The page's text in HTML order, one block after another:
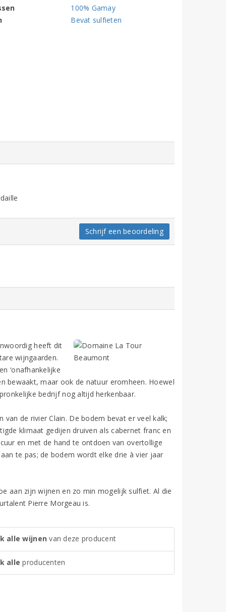
100% Gamay
Bevat sulfieten
Schrijf een beoordeling
heeft dit
wijngaarden.
‘onafhankelijke
bewaakt, maar ook de natuur eromheen. Hoewel
bedrijf nog altijd herkenbaar.
de rivier Clain. De bodem bevat er veel kalk;
klimaat gedijen druiven als cabernet franc en
en met de hand te ontdoen van overtollige
te pas; de bodem wordt elke drie à vier jaar
aan zijn wijnen en zo min mogelijk sulfiet. Al die
Pierre Morgeau is.
alle wijnen van deze producent
alle producenten